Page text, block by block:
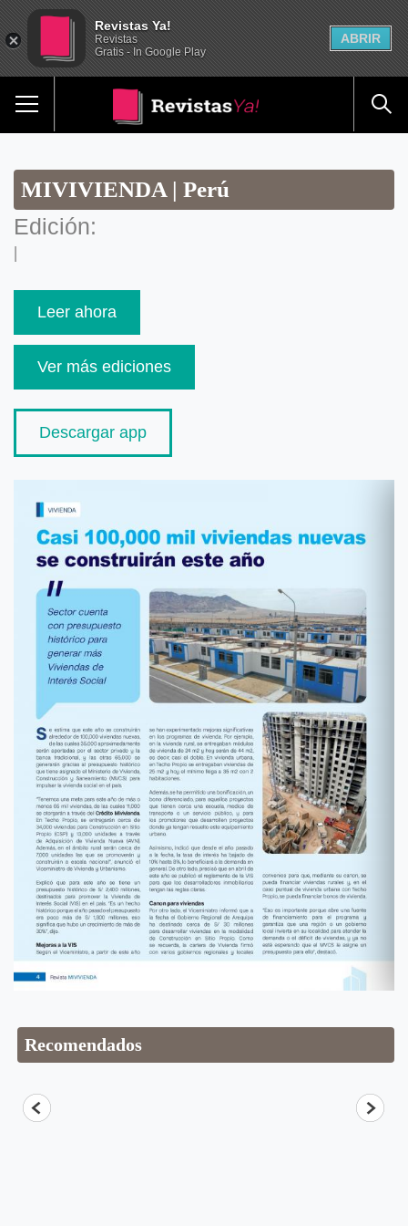
MIVIVIENDA | Perú
Edición:
|
Leer ahora
Ver más ediciones
Descargar app
Recomendados
Revistas Ya!
Revistas
Gratis - In Google Play
ABRIR